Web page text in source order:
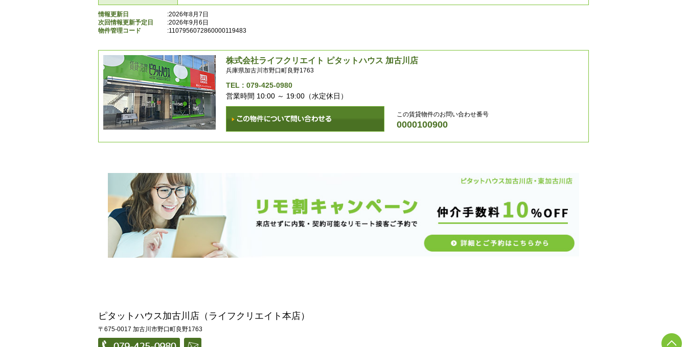
情報更新日
:2026年8月7日
次回情報更新予定日
:2026年9月6日
物件管理コード
:1107956072860000119483
株式会社ライフクリエイト ピタットハウス 加古川店
兵庫県加古川市野口町良野1763
TEL : 079-425-0980
営業時間 10:00 ～ 19:00（水定休日）
この賃貸物件のお問い合わせ番号
0000100900
ピタットハウス加古川店（ライフクリエイト本店）
〒675-0017 加古川市野口町良野1763